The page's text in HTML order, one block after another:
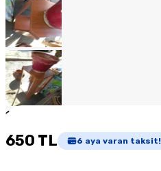
1
650 TL 6 aya varan taksit!